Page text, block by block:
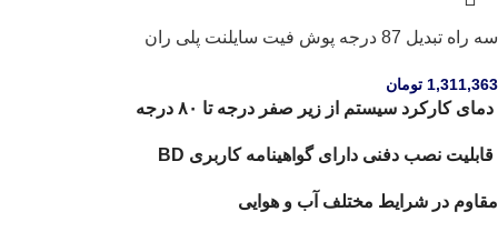
سه راه تبدیل 87 درجه پوش فیت سایلنت پلی ران
1,311,363 تومان
دمای کارکرد سیستم از زیر صفر درجه تا ۸۰ درجه
قابلیت نصب دفنی دارای گواهینامه کاربری BD
مقاوم در شرایط مختلف آب و هوایی